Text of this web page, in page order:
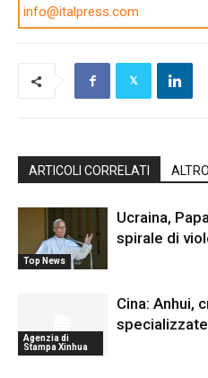
info@italpress.com
ARTICOLI CORRELATI
Top News
Ucraina,
spirale di
Agenzia di
Stampa Xinhua
Cina: Anhui,